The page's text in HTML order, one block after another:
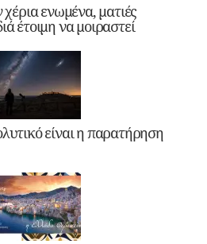
χέρια ενωμένα, ματιές
έτοιμη να μοιραστεί
είναι η παρατήρηση